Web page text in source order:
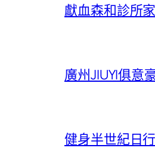
獻血森和診所
廣州JIUYI俱意
健身半世紀日